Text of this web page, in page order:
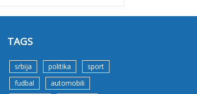
TAGS
srbija politika
sport
fudbal
automobili